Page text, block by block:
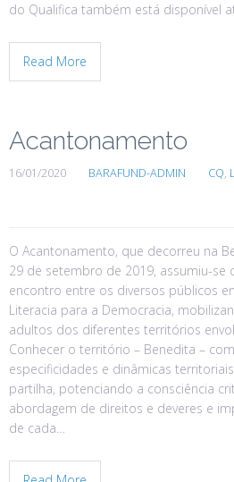
do Qualifica também está disponível
Read More
Acantonamento
16/01/2020 BARAFUND-ADMIN CQ,
O Acantonamento, que decorreu na
29 de setembro de 2019, assumiu-se
encontro entre os diversos públicos
Literacia para a Democracia,
adultos dos diferentes territórios
Conhecer o território – Benedita –
especificidades e dinâmicas
partilha, potenciando a consciência
abordagem de direitos e deveres e
de cada…